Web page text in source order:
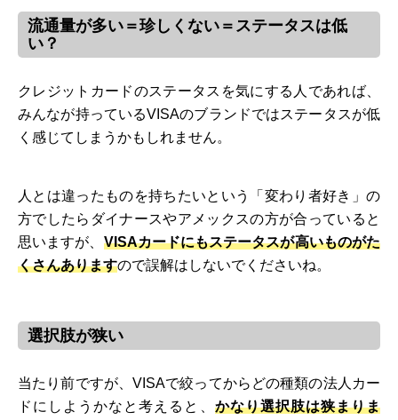
流通量が多い＝珍しくない＝ステータスは低
い？
クレジットカードのステータスを気にする人であれば、
みんなが持っているVISAのブランドではステータスが低
く感じてしまうかもしれません。
人とは違ったものを持ちたいという「変わり者好き」の
方でしたらダイナースやアメックスの方が合っていると
思いますが、 VISAカードにもステータスが高いものがた
くさんありますので誤解はしないでくださいね。
選択肢が狭い
当たり前ですが、VISAで絞ってからどの種類の法人カー
ドにしようかなと考えると、 かなり選択肢は狭まりま